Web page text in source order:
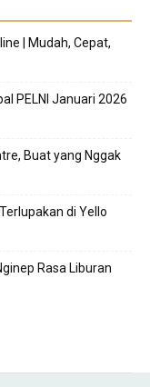
| Mudah, Cepat,
PELNI Januari 2026
Buat yang Nggak
di Yello
Rasa Liburan